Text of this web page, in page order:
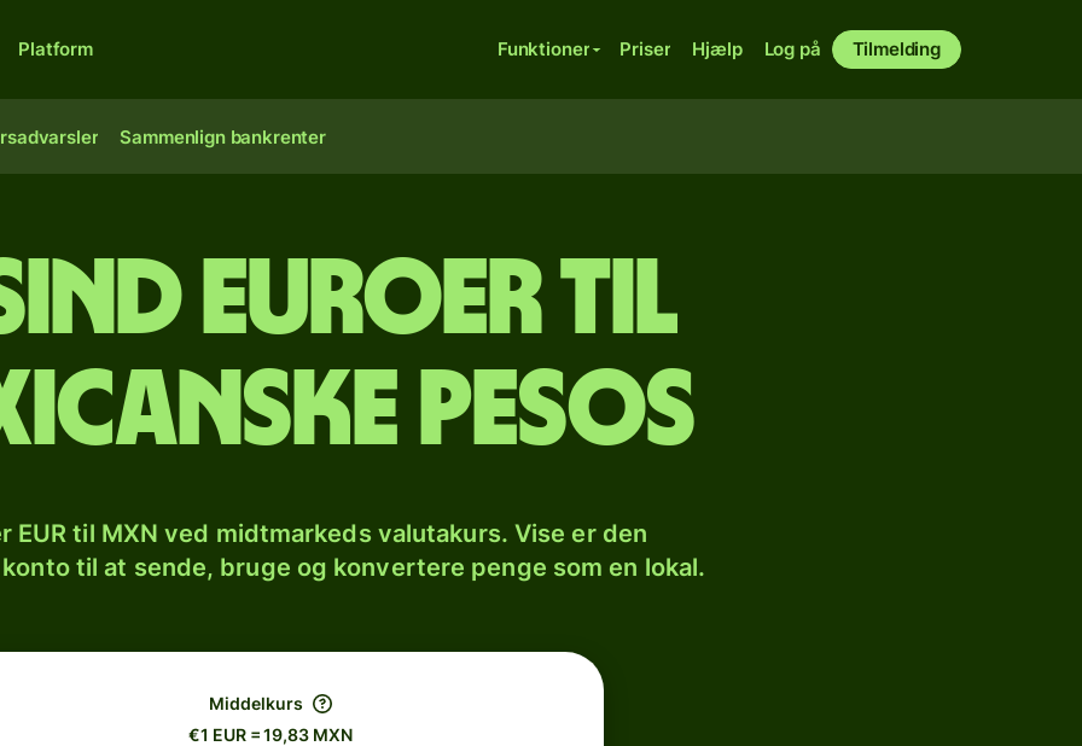
Platform Funktioner Priser Hjælp Log på Tilmelding
Sammenlign bankrenter
euroer til
pesos
EUR til MXN ved midtmarkeds valutakurs. Vise er den
til at sende, bruge og konvertere penge som en lokal.
Middelkurs
€1 EUR = 19,83 MXN